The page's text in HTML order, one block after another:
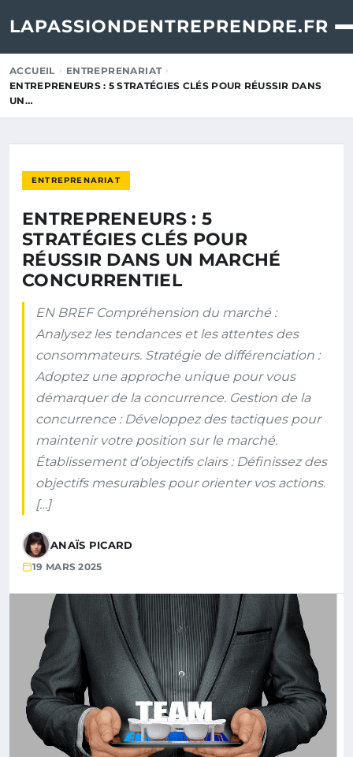
LAPASSIONDENTREPRENDRE.FR
ACCUEIL
ENTREPRENARIAT
ENTREPRENEURS : 5 STRATÉGIES CLÉS POUR RÉUSSIR DANS
UN…
ENTREPRENARIAT
ENTREPRENEURS : 5
STRATÉGIES CLÉS POUR
RÉUSSIR DANS UN MARCHÉ
CONCURRENTIEL
EN BREF Compréhension du marché :
Analysez les tendances et les attentes des
consommateurs. Stratégie de différenciation :
Adoptez une approche unique pour vous
démarquer de la concurrence. Gestion de la
concurrence : Développez des tactiques pour
maintenir votre position sur le marché.
Établissement d’objectifs clairs : Définissez des
objectifs mesurables pour orienter vos actions.
[…]
ANAÏS PICARD
19 MARS 2025